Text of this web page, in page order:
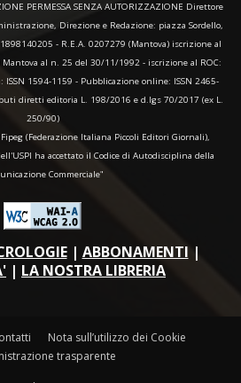
PERMESSA SENZA AUTORIZZAZIONE Direttore
Direzione e Redazione: piazza Sordello,
- R.E.A. 0207279 (Mantova) iscrizione al
al n. 25 del 30/11/1992 - iscrizione al ROC:
1594-1159 - Pubblicazione online: ISSN 2465-
diretti editoria L. 198/2016 e d.lgs 70/2017 (ex L.
250/90)
(Federazione Italiana Piccoli Editori Giornali),
ha accettato il Codice di Autodisciplina della
Commerciale"
| ABBONAMENTI |
| LA NOSTRA LIBRERIA
Nota sull’utilizzo dei Cookie
trasparente